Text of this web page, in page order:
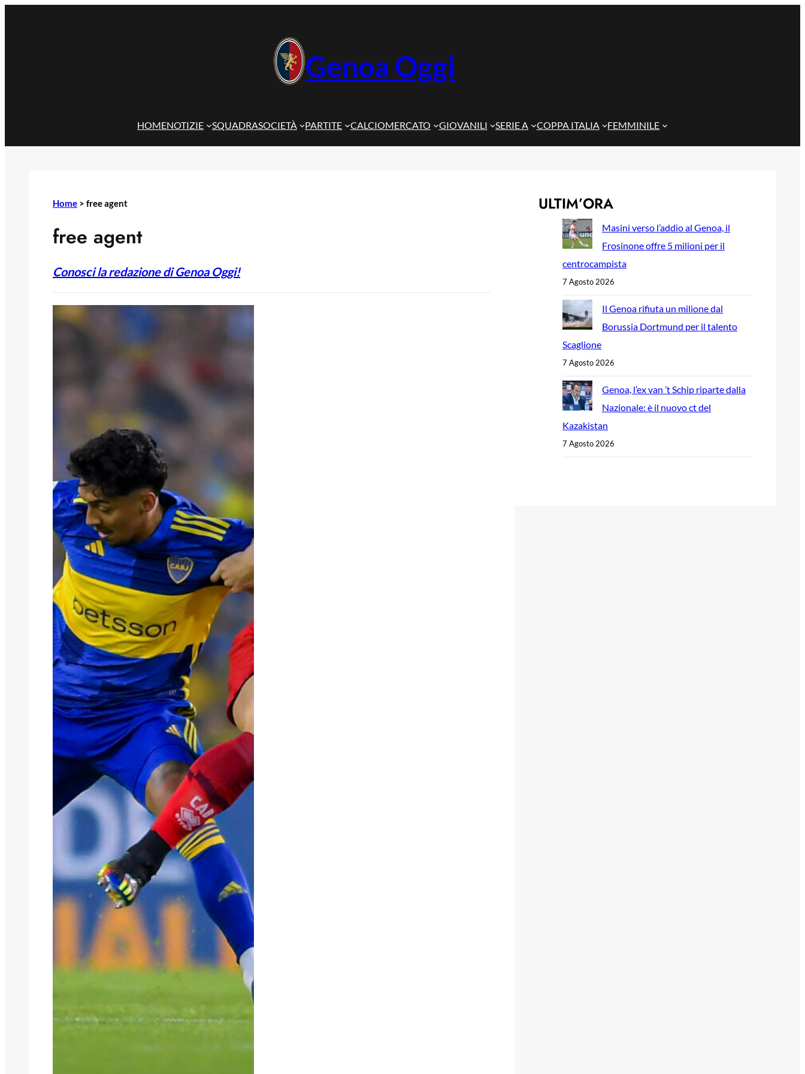
Genoa Oggi
HOMENOTIZIE SQUADRASOCIETÀ PARTITE CALCIOMERCATO GIOVANILI SERIE A COPPA ITALIA FEMMINILE
Home > free agent
free agent
Conosci la redazione di Genoa Oggi!
ULTIM’ORA
Masini verso l’addio al Genoa, il
Frosinone offre 5 milioni per il
centrocampista
7 Agosto 2026
Il Genoa rifiuta un milione dal
Borussia Dortmund per il talento
Scaglione
7 Agosto 2026
Genoa, l’ex van ’t Schip riparte dalla
Nazionale: è il nuovo ct del
Kazakistan
7 Agosto 2026